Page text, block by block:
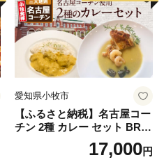
愛知県小牧市
【ふるさと納税】名古屋コー
チン 2種 カレー セット BRIC
K CAFE ブリックカフェ グ
リーンカレー バターチキン
17,000円